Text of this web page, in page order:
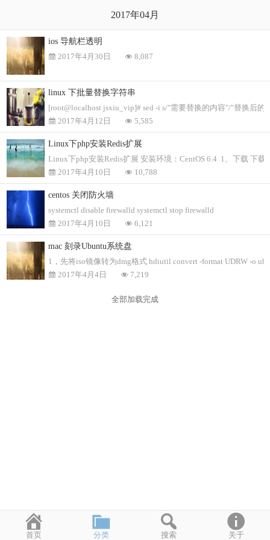
2017年04月
ios 导航栏透明
2017年4月30日
8,087
linux 下批量替换字符串
[root@localhost jsxiu_vip]# sed -i s/"需要替换的内容"/"替换后
2017年4月12日
5,585
Linux下php安装Redis扩展
Linux下php安装Redis扩展 安装环境：CentOS 6.4 1、下载 下
2017年4月10日
10,788
centos 关闭防火墙
systemctl disable firewalld systemctl stop firewalld
2017年4月10日
6,121
mac 刻录Ubuntu系统盘
1，先将iso镜像转为dmg格式 hdiutil convert -format UDRW -o
2017年4月4日
7,219
全部加载完成
首页 分类 搜索 关于